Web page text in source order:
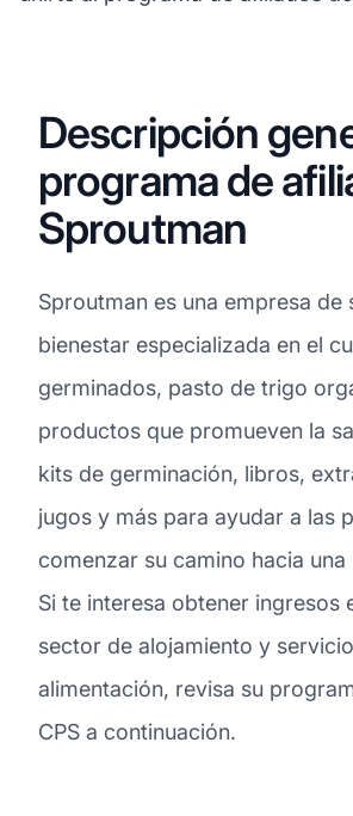
Descripción
programa de
Sproutman
Sproutman es una empresa de
bienestar especializada en el
germinados, pasto de trigo
productos que promueven la
kits de germinación, libros,
jugos y más para ayudar a las
comenzar su camino hacia una
Si te interesa obtener ingresos
sector de alojamiento y
alimentación, revisa su
CPS a continuación.